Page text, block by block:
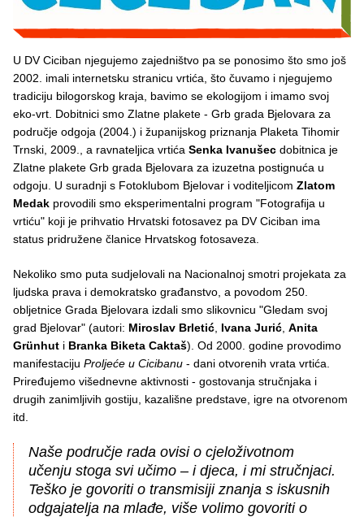
U DV Ciciban njegujemo zajedništvo pa se ponosimo što smo još
2002. imali internetsku stranicu vrtića, što čuvamo i njegujemo
tradiciju bilogorskog kraja, bavimo se ekologijom i imamo svoj
eko-vrt. Dobitnici smo Zlatne plakete - Grb grada Bjelovara za
područje odgoja (2004.) i županijskog priznanja Plaketa Tihomir
Trnski, 2009., a ravnateljica vrtića Senka Ivanušec dobitnica je
Zlatne plakete Grb grada Bjelovara za izuzetna postignuća u
odgoju. U suradnji s Fotoklubom Bjelovar i voditeljicom Zlatom
Medak provodili smo eksperimentalni program "Fotografija u
vrtiću" koji je prihvatio Hrvatski fotosavez pa DV Ciciban ima
status pridružene članice Hrvatskog fotosaveza.
Nekoliko smo puta sudjelovali na Nacionalnoj smotri projekata za
ljudska prava i demokratsko građanstvo, a povodom 250.
obljetnice Grada Bjelovara izdali smo slikovnicu "Gledam svoj
grad Bjelovar" (autori: Miroslav Brletić Ivana Jurić Anita
Grünhut i Branka Biketa Caktaš). Od 2000. godine provodimo
manifestaciju Proljeće u Cicibanu - dani otvorenih vrata vrtića.
Priređujemo višednevne aktivnosti - gostovanja stručnjaka i
drugih zanimljivih gostiju, kazališne predstave, igre na otvorenom
itd.
Naše područje rada ovisi o cjeloživotnom
učenju stoga svi učimo – i djeca, i mi stručnjaci.
Teško je govoriti o transmisiji znanja s iskusnih
odgajatelja na mlađe, više volimo govoriti o